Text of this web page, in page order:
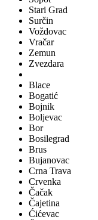
Stari Grad
Surčin
Voždovac
Vračar
Zemun
Zvezdara
Blace
Bogatić
Bojnik
Boljevac
Bor
Bosilegrad
Brus
Bujanovac
Crna Trava
Crvenka
Čačak
Čajetina
Ćićevac